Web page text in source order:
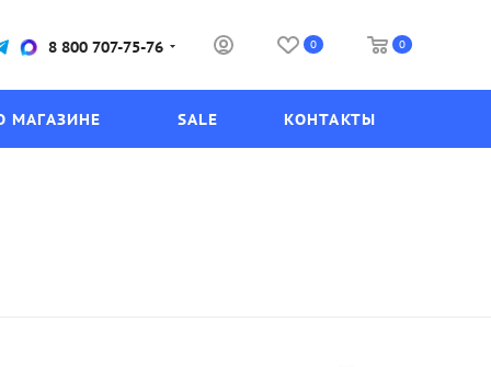
8 800 707-75-76 0 0
МАГАЗИНЕ SALE КОНТАКТЫ